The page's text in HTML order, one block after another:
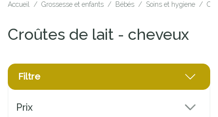
Accueil / Grossesse et enfants / Bébés / Soins et hygiene /
Croûtes de lait - cheveux
Filtre
Prix